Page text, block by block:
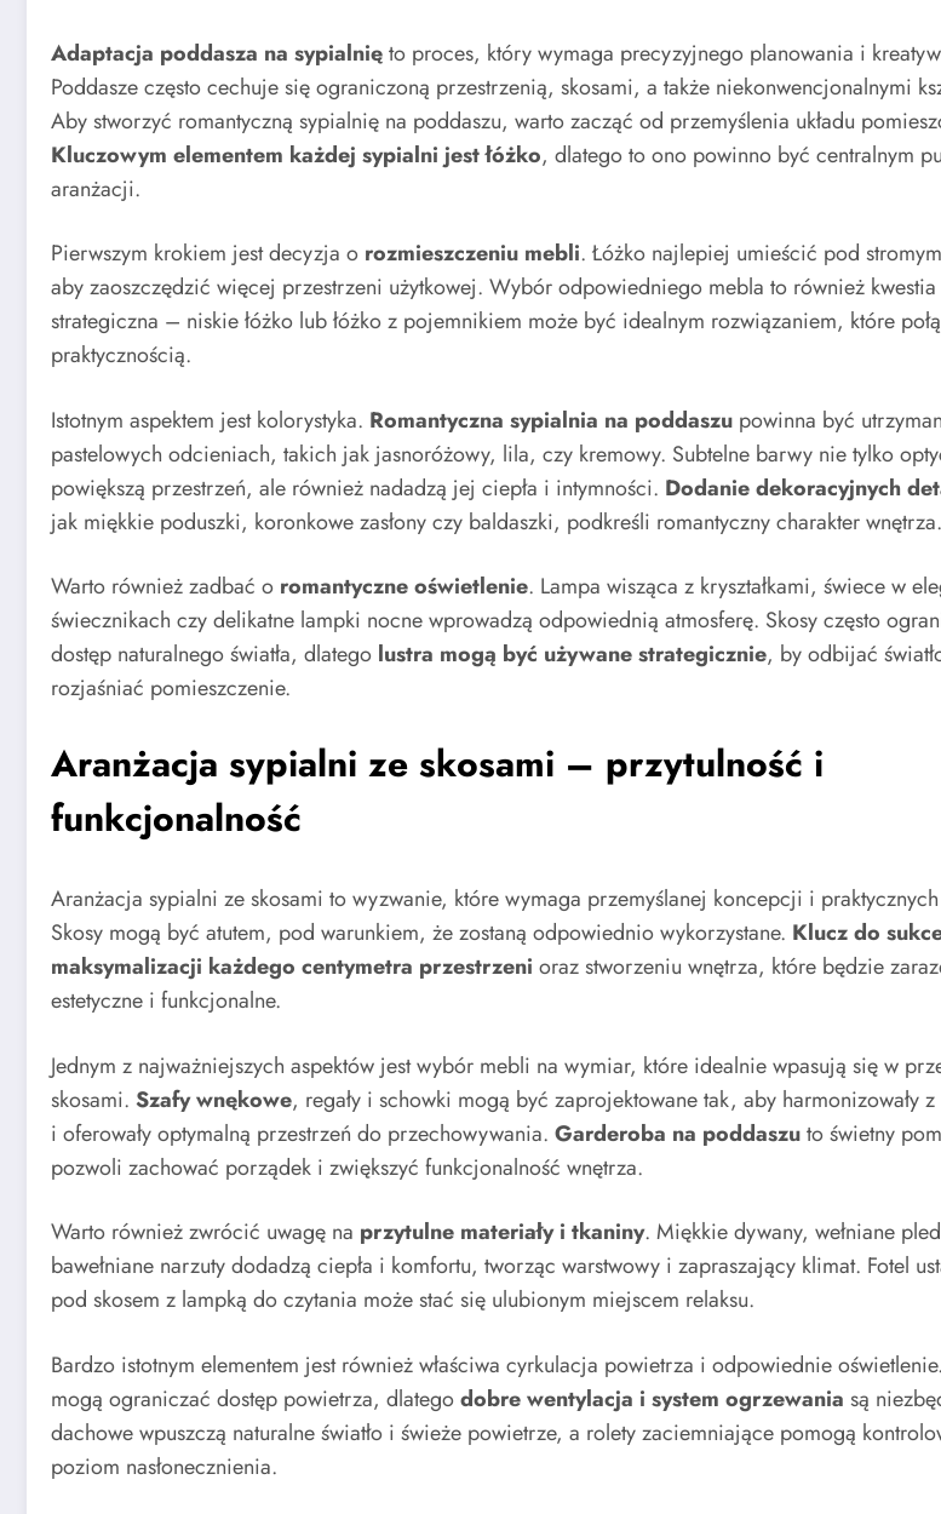
Adaptacja poddasza na sypialnięto proces, który wymaga precyzyjnego planowania i
Poddasze często cechuje się ograniczoną przestrzenią, skosami, a także niekonwencjonalnymi
Aby stworzyć romantyczną sypialnię na poddaszu, warto zacząć od przemyślenia układu
Kluczowym elementem każdej sypialni jest łóżko, dlatego to ono powinno być centralnym
aranżacji.
Pierwszym krokiem jest decyzja o rozmieszczeniu mebli. Łóżko najlepiej umieścić pod
aby zaoszczędzić więcej przestrzeni użytkowej. Wybór odpowiedniego mebla to również kwestia
strategiczna – niskie łóżko lub łóżko z pojemnikiem może być idealnym rozwiązaniem, które
praktycznością.
Istotnym aspektem jest kolorystyka. Romantyczna sypialnia na poddaszu powinna być
pastelowych odcieniach, takich jak jasnoróżowy, lila, czy kremowy. Subtelne barwy nie tylko
powiększą przestrzeń, ale również nadadzą jej ciepła i intymności. Dodanie dekoracyjnych
jak miękkie poduszki, koronkowe zasłony czy baldaszki, podkreśli romantyczny charakter wnętrza.
Warto również zadbać o romantyczne oświetlenie. Lampa wisząca z kryształkami, świece w
świecznikach czy delikatne lampki nocne wprowadzą odpowiednią atmosferę. Skosy często
dostęp naturalnego światła, dlatego lustra mogą być używane strategicznie, by odbijać
rozjaśniać pomieszczenie.
Aranżacja sypialni ze skosami – przytulność i
funkcjonalność
Aranżacja sypialni ze skosami to wyzwanie, które wymaga przemyślanej koncepcji i
Skosy mogą być atutem, pod warunkiem, że zostaną odpowiednio wykorzystane. Klucz do
maksymalizacji każdego centymetra przestrzeni oraz stworzeniu wnętrza, które będzie
estetyczne i funkcjonalne.
Jednym z najważniejszych aspektów jest wybór mebli na wymiar, które idealnie wpasują się w
skosami. Szafy wnękowe, regały i schowki mogą być zaprojektowane tak, aby harmonizowały
i oferowały optymalną przestrzeń do przechowywania. Garderoba na poddaszuto świetny
pozwoli zachować porządek i zwiększyć funkcjonalność wnętrza.
Warto również zwrócić uwagę na przytulne materiały i tkaniny. Miękkie dywany, wełniane
bawełniane narzuty dodadzą ciepła i komfortu, tworząc warstwowy i zapraszający klimat. Fotel
pod skosem z lampką do czytania może stać się ulubionym miejscem relaksu.
Bardzo istotnym elementem jest również właściwa cyrkulacja powietrza i odpowiednie
mogą ograniczać dostęp powietrza, dlategodobre wentylacja i system ogrzewania są
dachowe wpuszczą naturalne światło i świeże powietrze, a rolety zaciemniające pomogą
poziom nasłonecznienia.